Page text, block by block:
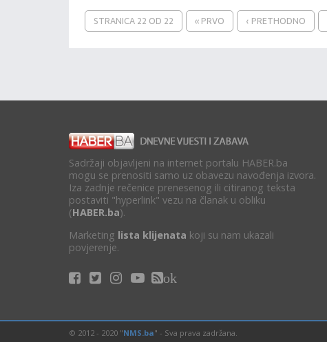
STRANICA 22 OD 22 « PRVO ‹ PRETHODNO
Sadržaji objavljeni na internet portalu HABER.ba
mogu se prenositi samo uz obavezu navođenja izvora.
Iza zadnje rečenice prenesenog ili citiranog teksta
postaviti "hyperlink" vezu na članak u obliku
(HABER.ba).
Marketing lista klijenata koji su nam ukazali
povjerenje.
ok
© 2012 - 2020 "NMS.ba" - Sva prava zadržana.